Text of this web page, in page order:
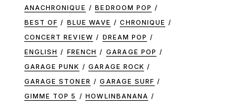
ANACHRONIQUE
BEDROOM POP
BEST OF
BLUE WAVE
CHRONIQUE
CONCERT REVIEW
DREAM POP
ENGLISH
FRENCH
GARAGE POP
GARAGE PUNK
GARAGE ROCK
GARAGE STONER
GARAGE SURF
GIMME TOP 5
HOWLINBANANA